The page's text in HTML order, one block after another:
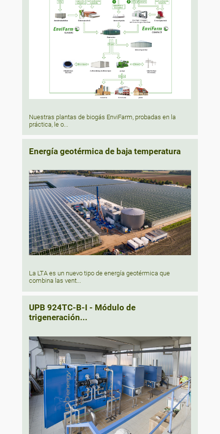
Nuestras plantas de biogás EnviFarm, probadas en la
práctica, le o...
Energía geotérmica de baja temperatura
La LTA es un nuevo tipo de energía geotérmica que
combina las vent...
UPB 924TC-B-I - Módulo de
trigeneración...